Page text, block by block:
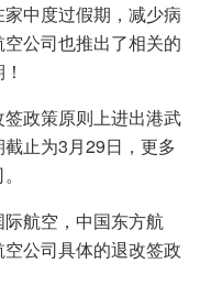
中度过假期，减少病
公司也推出了相关的
政策原则上进出港武
止为3月29日，更多
航空，中国东方航
公司具体的退改签政